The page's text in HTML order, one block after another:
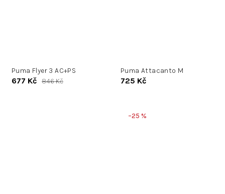
Puma Flyer 3 AC+PS
677 Kč 846 Kč
Puma Attacanto M
725 Kč
–25 %